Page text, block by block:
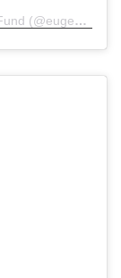
Публикация от W. Eugene Smith Memorial Fund (@eugenesmithfund)